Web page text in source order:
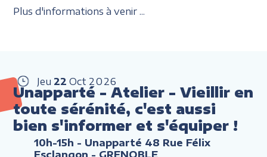
Plus d'informations à venir ...
Jeu 22 Oct 2026
Unapparté - Atelier - Vieillir en
toute sérénité, c'est aussi
bien s'informer et s'équiper !
10h-15h - Unapparté 48 Rue Félix
Esclangon - GRENOBLE